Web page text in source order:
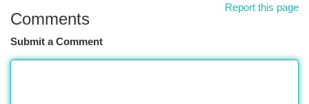
Report this page
Comments
Submit a Comment